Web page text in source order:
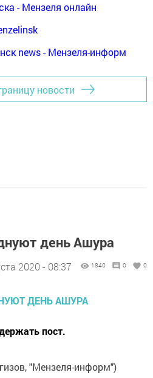
- Мензеля онлайн
news - Мензеля-информ
новости
день Ашура
2020 - 08:37 1840 0 0
пост.
"Мензеля-информ")